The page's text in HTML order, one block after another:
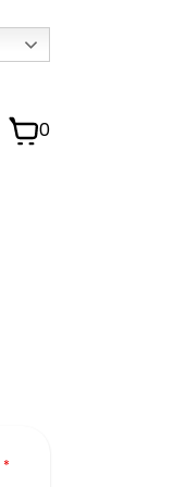
0
*